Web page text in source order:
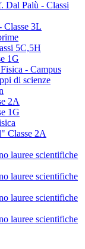
Dal Palù - Classi
Classe 3L
5C,5H
1G
- Campus
di scienze
2A
1G
Classe 2A
lauree scientifiche
lauree scientifiche
lauree scientifiche
lauree scientifiche